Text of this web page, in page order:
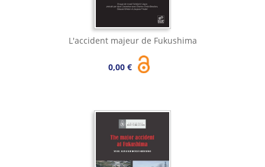
L'accident majeur de Fukushima
0,00 €